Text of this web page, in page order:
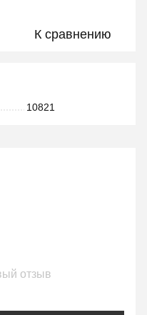
К сравнению
10821
отзыв